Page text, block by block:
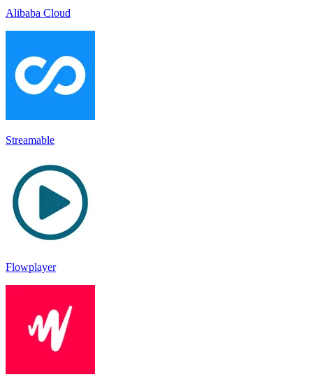
Alibaba Cloud
Streamable
Flowplayer